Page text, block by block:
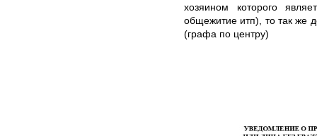
хозяином которого
общежитие итп), то так же
(графа по центру)